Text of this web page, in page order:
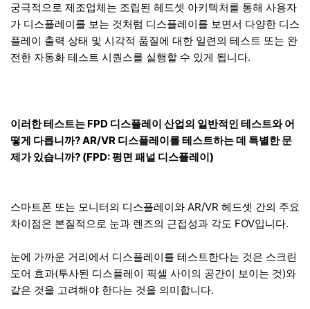
궁극적으로 제조업체는 조립된 헤드셋 아키텍처를 통해 사용자
가 디스플레이를 보는 것처럼 디스플레이를 보면서 다양한 디스
플레이 출력 상태 및 시각적 품질에 대한 일련의 테스트 또는 완
전한 자동화 테스트 시퀀스를 실행할 수 있게 됩니다.
이러한 테스트는 FPD 디스플레이 산업의 일반적인 테스트와 어
떻게 다릅니까? AR/VR 디스플레이를 테스트하는 데 특별한 문
제가 있습니까? (FPD: 평면 패널 디스플레이)
스마트폰 또는 모니터의 디스플레이와 AR/VR 헤드셋 간의 주요
차이점은 본질적으로 눈과 렌즈의 근접성과 각도 FOV입니다.
눈에 가까운 거리에서 디스플레이를 테스트한다는 것은 스크린
도어 효과(투사된 디스플레이 픽셀 사이의 공간이 보이는 것)와
같은 것을 고려해야 한다는 것을 의미합니다.